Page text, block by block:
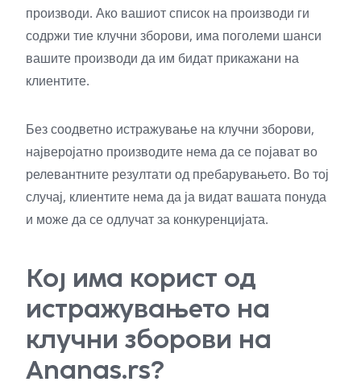
производи. Ако вашиот список на производи ги
содржи тие клучни зборови, има поголеми шанси
вашите производи да им бидат прикажани на
клиентите.
Без соодветно истражување на клучни зборови,
најверојатно производите нема да се појават во
релевантните резултати од пребарувањето. Во тој
случај, клиентите нема да ја видат вашата понуда
и може да се одлучат за конкуренцијата.
Кој има корист од
истражувањето на
клучни зборови на
Ananas.rs?